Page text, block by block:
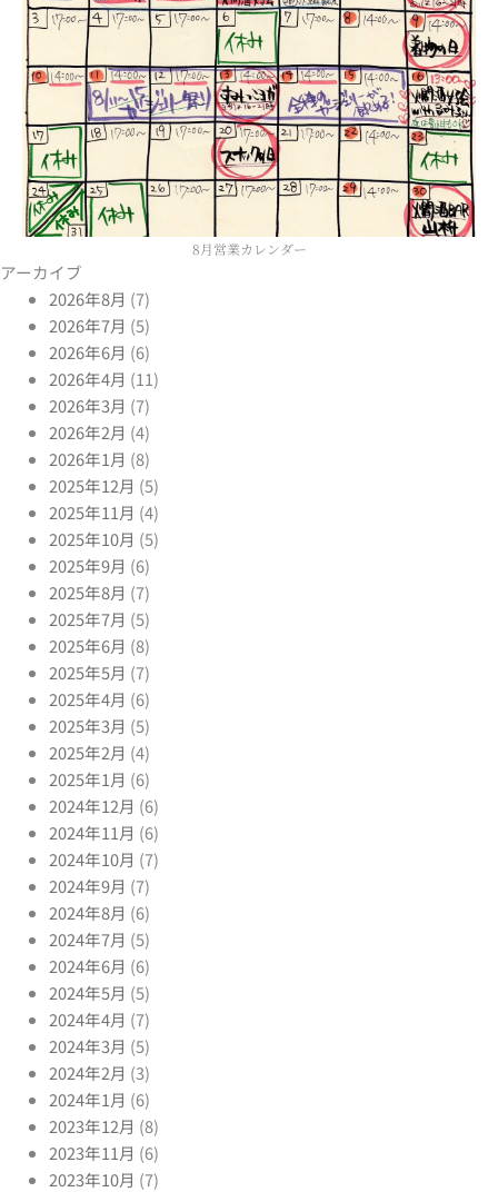
8月営業カレンダー
アーカイブ
2026年8月 (7)
2026年7月 (5)
2026年6月 (6)
2026年4月 (11)
2026年3月 (7)
2026年2月 (4)
2026年1月 (8)
2025年12月 (5)
2025年11月 (4)
2025年10月 (5)
2025年9月 (6)
2025年8月 (7)
2025年7月 (5)
2025年6月 (8)
2025年5月 (7)
2025年4月 (6)
2025年3月 (5)
2025年2月 (4)
2025年1月 (6)
2024年12月 (6)
2024年11月 (6)
2024年10月 (7)
2024年9月 (7)
2024年8月 (6)
2024年7月 (5)
2024年6月 (6)
2024年5月 (5)
2024年4月 (7)
2024年3月 (5)
2024年2月 (3)
2024年1月 (6)
2023年12月 (8)
2023年11月 (6)
2023年10月 (7)